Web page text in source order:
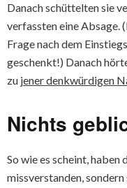
Danach schüttelten sie
verfassten eine Absage.
Frage nach dem
geschenkt!) Danach
zu jener denkwürdigen
Nichts
So wie es scheint, haben
missverstanden,